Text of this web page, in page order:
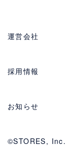
運営会社
採用情報
お知らせ
©STORES, Inc.